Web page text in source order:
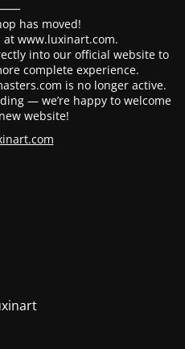
has moved!
at www.luxinart.com.
into our official website to
complete experience.
is no longer active.
— we’re happy to welcome
website!